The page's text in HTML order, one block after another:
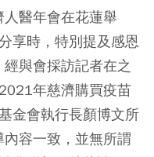
醫年會在花蓮舉
享時，特別提及感恩
與會採訪記者在之
年慈濟購買疫苗
金會執行長顏博文所
容一致，並無所謂